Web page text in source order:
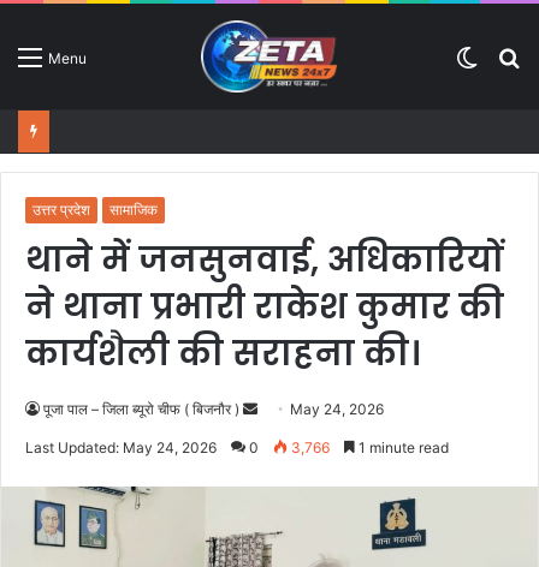
Menu
Switch
उत्तर प्रदेश सामाजिक
थाने में जनसुनवाई, अधिकारियों
ने थाना प्रभारी राकेश कुमार की
कार्यशैली की सराहना की।
पूजा पाल – जिला ब्यूरो चीफ ( बिजनौर )
n
May 24, 2026
Last Updated: May 24, 2026 0 3,766 1 minute read